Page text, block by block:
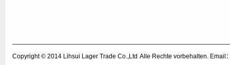
Copyright © 2014 Lihsui Lager Trade Co.,Ltd Alle Rechte vorbehalten. Email